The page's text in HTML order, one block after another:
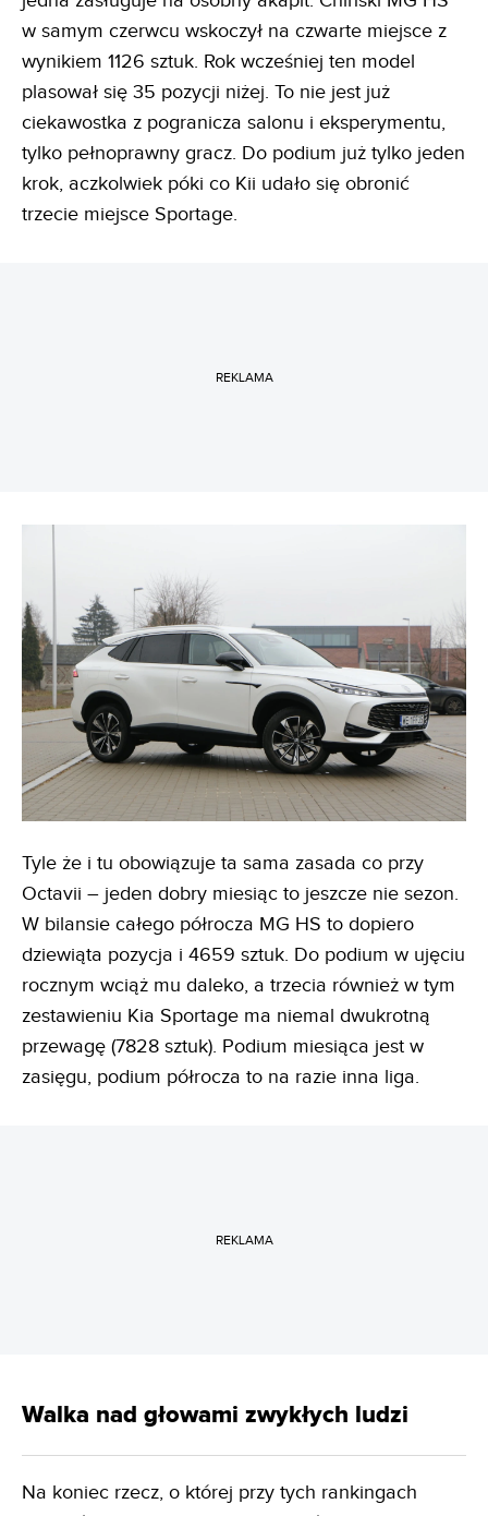
w samym czerwcu wskoczył na czwarte miejsce z
wynikiem 1126 sztuk. Rok wcześniej ten model
plasował się 35 pozycji niżej. To nie jest już
ciekawostka z pogranicza salonu i eksperymentu,
tylko pełnoprawny gracz. Do podium już tylko jeden
krok, aczkolwiek póki co Kii udało się obronić
trzecie miejsce Sportage.
REKLAMA
Tyle że i tu obowiązuje ta sama zasada co przy
Octavii – jeden dobry miesiąc to jeszcze nie sezon.
W bilansie całego półrocza MG HS to dopiero
dziewiąta pozycja i 4659 sztuk. Do podium w ujęciu
rocznym wciąż mu daleko, a trzecia również w tym
zestawieniu Kia Sportage ma niemal dwukrotną
przewagę (7828 sztuk). Podium miesiąca jest w
zasięgu, podium półrocza to na razie inna liga.
REKLAMA
Walka nad głowami zwykłych ludzi
Na koniec rzecz, o której przy tych rankingach